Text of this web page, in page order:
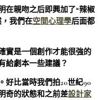
在親吻之后即興加了“辣椒
我們在空間心理學后面都
實是一個創作才能很強的
給劇本一些建議？
好比當時我們拍20世紀90
奇的狀態和之前差設計家